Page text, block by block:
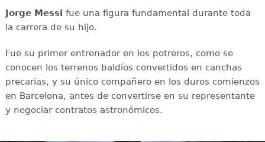
Jorge Messi fue una figura fundamental durante toda
la carrera de su hijo.
Fue su primer entrenador en los potreros, como se
conocen los terrenos baldíos convertidos en canchas
precarias, y su único compañero en los duros comienzos
en Barcelona, antes de convertirse en su representante
y negociar contratos astronómicos.